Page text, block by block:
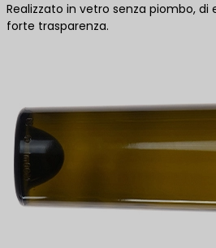
Realizzato in vetro senza piombo, di
forte trasparenza.